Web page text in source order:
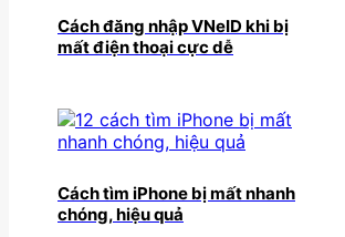
Cách đăng nhập VNeID khi bị
mất điện thoại cực dễ
Cách tìm iPhone bị mất nhanh
chóng, hiệu quả